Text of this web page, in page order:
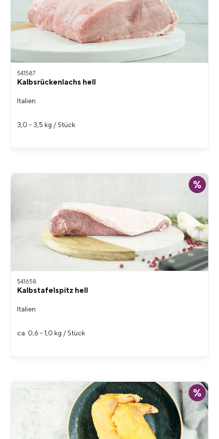
541587
Kalbsrückenlachs hell
Italien
3,0 - 3,5 kg / Stück
541658
Kalbstafelspitz hell
Italien
ca. 0,6 - 1,0 kg / Stück